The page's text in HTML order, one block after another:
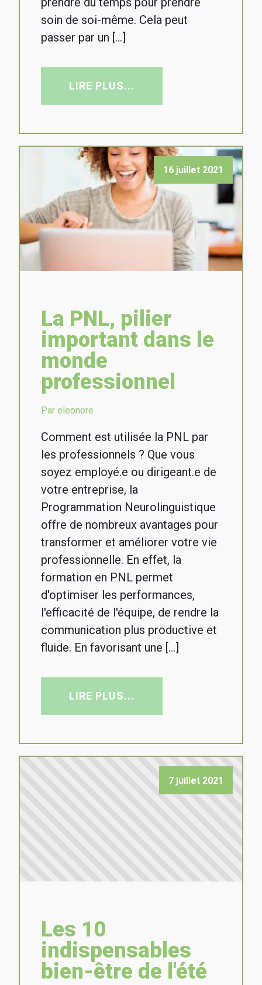
soin de soi-même. Cela peut
passer par un […]
LIRE PLUS...
16 juillet 2021
La PNL, pilier
important dans le
monde
professionnel
Par eleonore
Comment est utilisée la PNL par
les professionnels ? Que vous
soyez employé.e ou dirigeant.e de
votre entreprise, la
Programmation Neurolinguistique
offre de nombreux avantages pour
transformer et améliorer votre vie
professionnelle. En effet, la
formation en PNL permet
d'optimiser les performances,
l'efficacité de l'équipe, de rendre la
communication plus productive et
fluide. En favorisant une […]
LIRE PLUS...
7 juillet 2021
Les 10
indispensables
bien-être de l'été